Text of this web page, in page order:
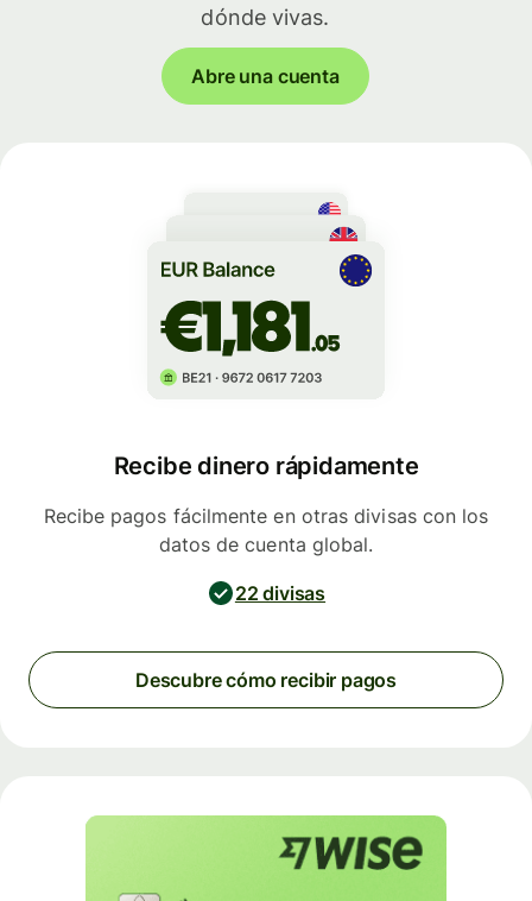
dónde vivas.
Abre una cuenta
Recibe dinero rápidamente
Recibe pagos fácilmente en otras divisas con los
datos de cuenta global.
22 divisas
Descubre cómo recibir pagos